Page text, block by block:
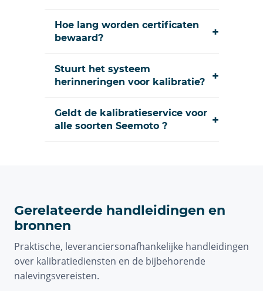
Hoe lang worden certificaten
bewaard?
+
Stuurt het systeem
herinneringen voor kalibratie?
+
Geldt de kalibratieservice voor
alle soorten Seemoto ?
+
Gerelateerde handleidingen en
bronnen
Praktische, leveranciersonafhankelijke handleidingen
over kalibratiediensten en de bijbehorende
nalevingsvereisten.